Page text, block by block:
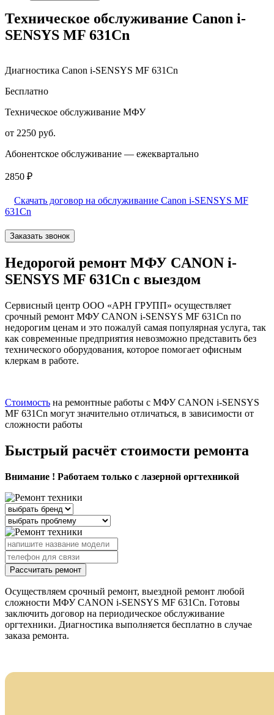
Техническое обслуживание Canon i-
SENSYS MF 631Cn
Диагностика Canon i-SENSYS MF 631Cn
Бесплатно
Техническое обслуживание МФУ
от 2250 руб.
Абонентское обслуживание — ежеквартально
2850 ₽
Скачать договор на обслуживание Canon i-SENSYS MF
631Cn
Заказать звонок
Недорогой ремонт МФУ CANON i-
SENSYS MF 631Cn с выездом
Сервисный центр ООО «АРН ГРУПП» осуществляет
срочный ремонт МФУ CANON i-SENSYS MF 631Cn по
недорогим ценам и это пожалуй самая популярная услуга, так
как современные предприятия невозможно представить без
технического оборудования, которое помогает офисным
клеркам в работе.
Стоимость на ремонтные работы с МФУ CANON i-SENSYS
MF 631Cn могут значительно отличаться, в зависимости от
сложности работы
Быстрый расчёт стоимости ремонта
Внимание ! Работаем только с лазерной оргтехникой
Рассчитать ремонт
Осуществляем срочный ремонт, выездной ремонт любой
сложности МФУ CANON i-SENSYS MF 631Cn. Готовы
заключить договор на периодическое обслуживание
оргтехники. Диагностика выполняется бесплатно в случае
заказа ремонта.